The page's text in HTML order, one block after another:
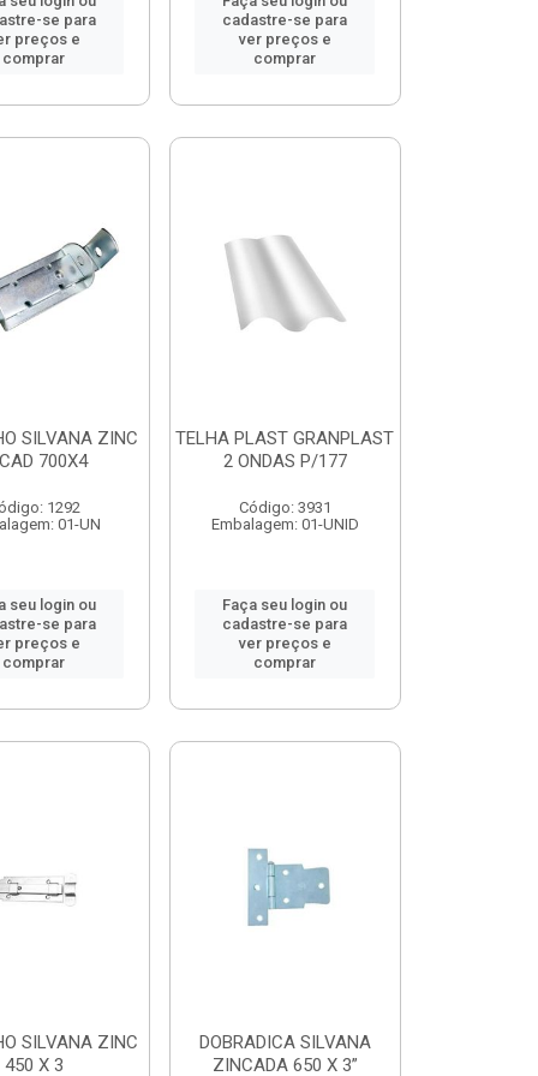
se para
preços e
comprar
cadastre-se para
ver preços e
comprar
SILVANA ZINC
700X4
1292
01-UN
seu login ou
se para
preços e
comprar
TELHA PLAST GRANPLAST
2 ONDAS P/177
Código: 3931
Embalagem: 01-UNID
Faça seu login ou
cadastre-se para
ver preços e
comprar
SILVANA ZINC
450 X 3
DOBRADICA SILVANA
ZINCADA 650 X 3”